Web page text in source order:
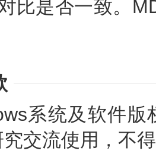
比是否一致。
系统及软件版
交流使用，不